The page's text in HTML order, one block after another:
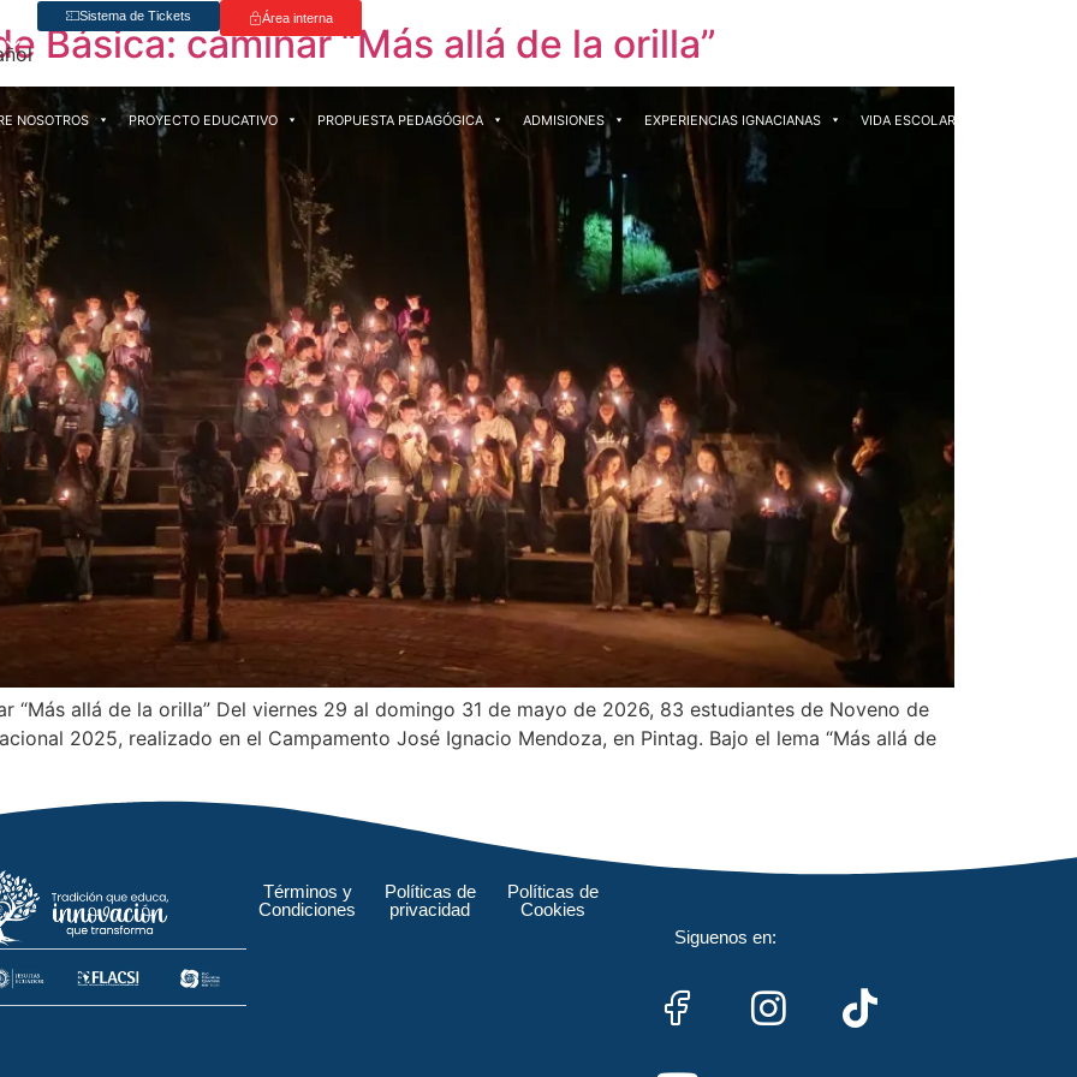
Sistema de Tickets Área interna
NOSOTROS PROYECTO EDUCATIVO PROPUESTA PEDAGÓGICA ADMISIONES EXPERIENCIAS IGNACIANAS VIDA ESCOLAR
Básica: caminar “Más allá de la orilla”
“Más allá de la orilla” Del viernes 29 al domingo 31 de mayo de 2026, 83 estudiantes de Noveno de
2025, realizado en el Campamento José Ignacio Mendoza, en Pintag. Bajo el lema “Más allá de
Términos y
Condiciones
Políticas de
privacidad
Políticas de
Cookies
Siguenos en: